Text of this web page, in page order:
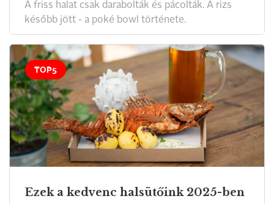
A friss halat csak darabolták és pácolták. A rizs
később jött - a poké bowl története.
TOP5
Ezek a kedvenc halsütőink 2025-ben